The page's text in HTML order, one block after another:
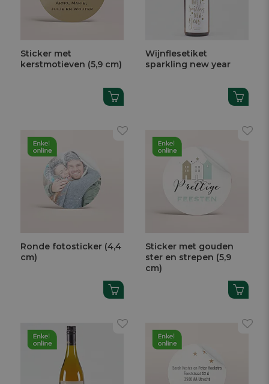
Sticker met
kerstmotieven (5,9 cm)
Wijnflesetiket
sparkling new year
Ronde fotosticker (4,4
cm)
Sticker met gouden
ster en strepen (5,9
cm)